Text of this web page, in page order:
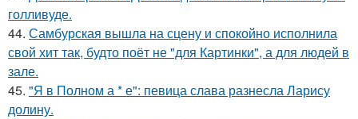
голливуде.
44. Самбурская вышла на сцену и спокойно исполнила
свой хит так, будто поёт не "для Картинки", а для людей в
зале.
45. "Я в Полном а * е": певица слава разнесла Ларису
долину.